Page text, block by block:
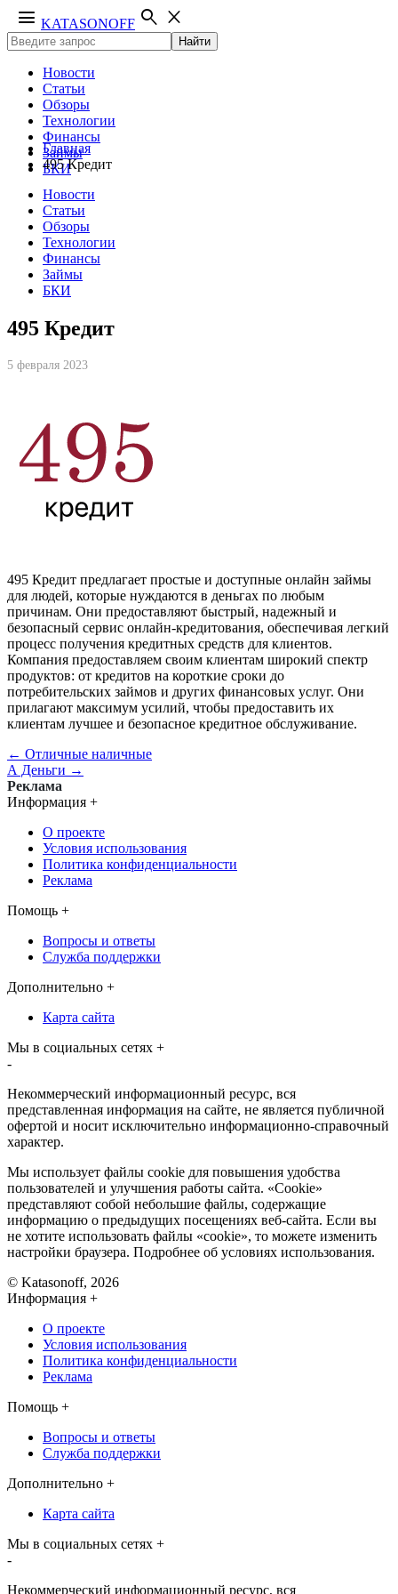
menu KATASONOFF search close
Найти
Новости
Статьи
Обзоры
Технологии
Финансы
Займы
БКИ
Главная
495 Кредит
Новости
Статьи
Обзоры
Технологии
Финансы
Займы
БКИ
495 Кредит
5 февраля 2023
495 Кредит предлагает простые и доступные онлайн займы
для людей, которые нуждаются в деньгах по любым
причинам. Они предоставляют быстрый, надежный и
безопасный сервис онлайн-кредитования, обеспечивая легкий
процесс получения кредитных средств для клиентов.
Компания предоставляем своим клиентам широкий спектр
продуктов: от кредитов на короткие сроки до
потребительских займов и других финансовых услуг. Они
прилагают максимум усилий, чтобы предоставить их
клиентам лучшее и безопасное кредитное обслуживание.
← Отличные наличные
А Деньги →
Реклама
Информация +
О проекте
Условия использования
Политика конфиденциальности
Реклама
Помощь +
Вопросы и ответы
Служба поддержки
Дополнительно +
Карта сайта
Мы в социальных сетях +
-
Некоммерческий информационный ресурс, вся
представленная информация на сайте, не является публичной
офертой и носит исключительно информационно-справочный
характер.
Мы использует файлы cookie для повышения удобства
пользователей и улучшения работы сайта. «Cookie»
представляют собой небольшие файлы, содержащие
информацию о предыдущих посещениях веб-сайта. Если вы
не хотите использовать файлы «cookie», то можете изменить
настройки браузера. Подробнее об условиях использования.
© Katasonoff, 2026
Информация +
О проекте
Условия использования
Политика конфиденциальности
Реклама
Помощь +
Вопросы и ответы
Служба поддержки
Дополнительно +
Карта сайта
Мы в социальных сетях +
-
Некоммерческий информационный ресурс, вся